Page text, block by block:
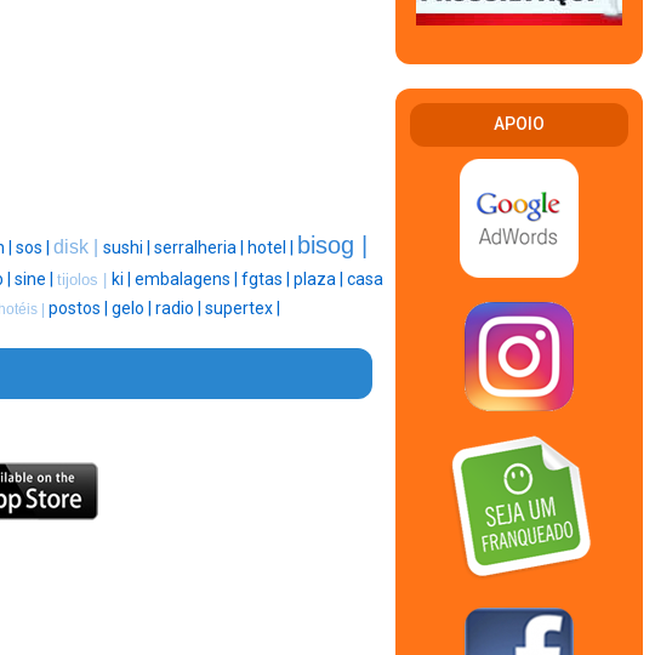
sos | disk | sushi | serralheria | hotel | bisog |
sine | tijolos | ki | embalagens | fgtas | plaza | casa
hotéis | postos | gelo | radio | supertex |
APOIO